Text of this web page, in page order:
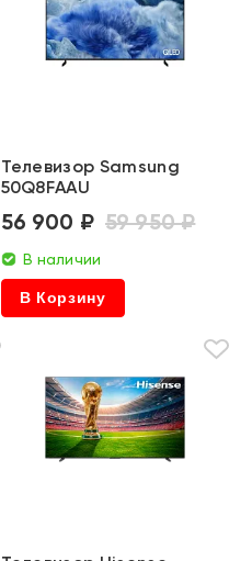
Телевизор Samsung
50Q8FAAU
56 900 ₽ 59 950 ₽
В наличии
В Корзину